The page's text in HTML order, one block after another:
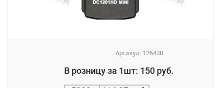
Артикул: 126430
В розницу за 1шт: 150 руб.